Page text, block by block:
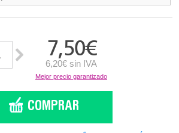
7,50€
6,20€ sin IVA
Mejor precio garantizado